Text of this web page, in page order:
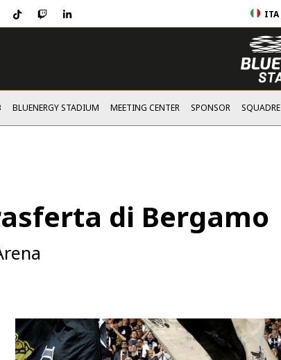
tiktoktwitchlinkedin ITA
BLUENERGY STADIUM MEETING CENTER SPONSOR SQUADRE
di Bergamo